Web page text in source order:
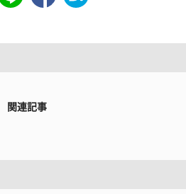
関連記事